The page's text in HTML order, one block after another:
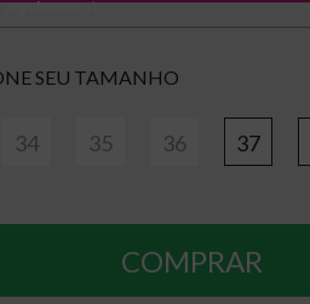
regulamento)
TAMANHO
34 35 36 37
COMPRAR